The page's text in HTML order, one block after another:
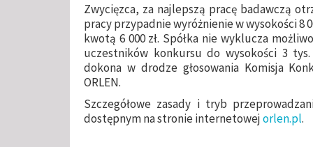
Zwycięzca, za najlepszą pracę badawczą
pracy przypadnie wyróżnienie w wysokości 8
kwotą 6 000 zł. Spółka nie wyklucza
uczestników konkursu do wysokości 3
dokona w drodze głosowania Komisja
ORLEN.
Szczegółowe zasady i tryb
dostępnym na stronie internetowejorlen.pl.